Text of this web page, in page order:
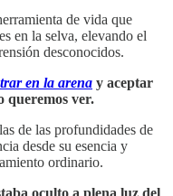
de vida que
en la selva, elevando el
desconocidos.
en la arena y aceptar
queremos ver.
de las profundidades de
desde su esencia y
ordinario.